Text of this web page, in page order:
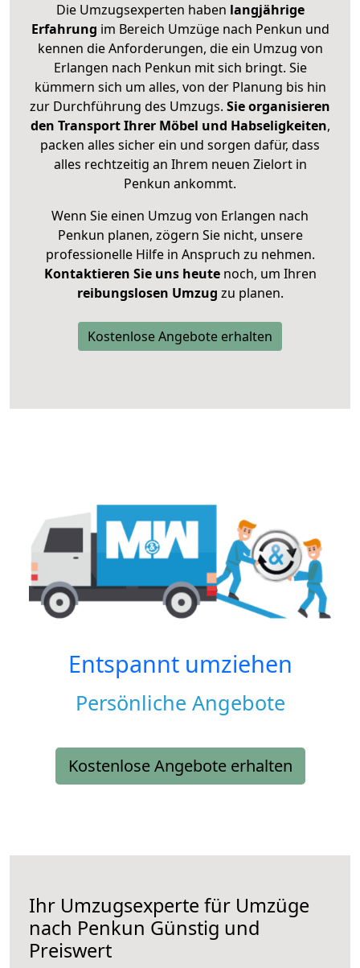
Die Umzugsexperten haben langjährige
Erfahrung im Bereich Umzüge nach Penkun und
kennen die Anforderungen, die ein Umzug von
Erlangen nach Penkun mit sich bringt. Sie
kümmern sich um alles, von der Planung bis hin
zur Durchführung des Umzugs. Sie organisieren
den Transport Ihrer Möbel und Habseligkeiten,
packen alles sicher ein und sorgen dafür, dass
alles rechtzeitig an Ihrem neuen Zielort in
Penkun ankommt.
Wenn Sie einen Umzug von Erlangen nach
Penkun planen, zögern Sie nicht, unsere
professionelle Hilfe in Anspruch zu nehmen.
Kontaktieren Sie uns heutenoch, um Ihren
reibungslosen Umzug zu planen.
Kostenlose Angebote erhalten
Entspannt umziehen
Persönliche Angebote
Kostenlose Angebote erhalten
Ihr Umzugsexperte für Umzüge
nach Penkun Günstig und
Preiswert